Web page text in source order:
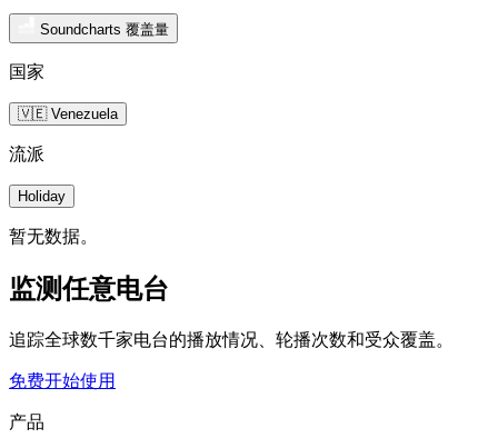
Soundcharts 覆盖量
国家
🇻🇪 Venezuela
流派
Holiday
暂无数据。
监测任意电台
追踪全球数千家电台的播放情况、轮播次数和受众覆盖。
免费开始使用
产品